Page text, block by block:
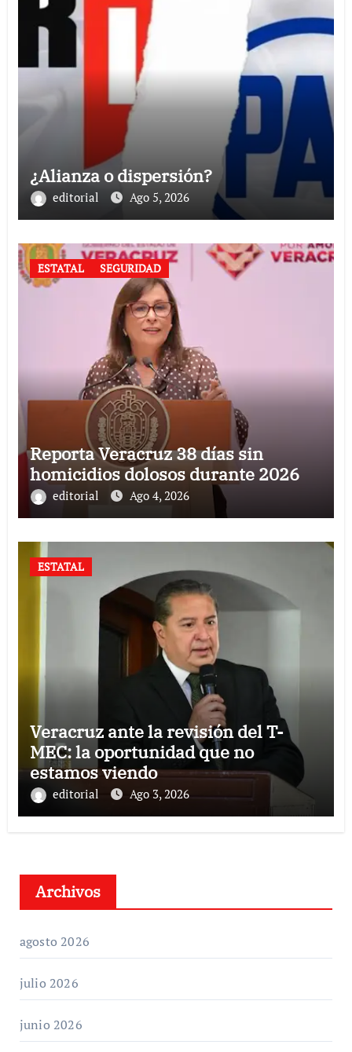
¿Alianza o dispersión?
editorial Ago 5, 2026
ESTATAL SEGURIDAD
Reporta Veracruz 38 días sin
homicidios dolosos durante 2026
editorial Ago 4, 2026
ESTATAL
Veracruz ante la revisión del T-
MEC: la oportunidad que no
estamos viendo
editorial Ago 3, 2026
Archivos
agosto 2026
julio 2026
junio 2026